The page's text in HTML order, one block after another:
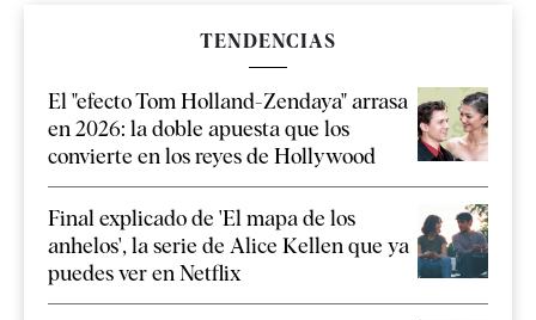
TENDENCIAS
El "efecto Tom Holland-Zendaya" arrasa
en 2026: la doble apuesta que los
convierte en los reyes de Hollywood
Final explicado de 'El mapa de los
anhelos', la serie de Alice Kellen que ya
puedes ver en Netflix